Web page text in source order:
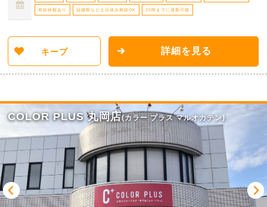
有給休暇あり 冠婚祭など土日休み相談OK 20時までに退勤可能
キープ 詳細を見る
COLOR PLUS 丸岡店(カラー プラス マルオカテン)